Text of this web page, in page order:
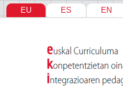
EU ES EN